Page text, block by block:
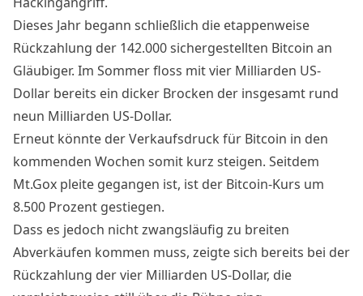
Dieses Jahr begann schließlich die etappenweise
Rückzahlung der 142.000 sichergestellten Bitcoin an
Gläubiger. Im Sommer floss mit vier Milliarden US-
Dollar bereits ein dicker Brocken der insgesamt rund
neun Milliarden US-Dollar.
Erneut könnte der Verkaufsdruck für Bitcoin in den
kommenden Wochen somit kurz steigen. Seitdem
Mt.Gox pleite gegangen ist, ist der Bitcoin-Kurs um
8.500 Prozent gestiegen.
Dass es jedoch nicht zwangsläufig zu breiten
Abverkäufen kommen muss, zeigte sich bereits bei der
Rückzahlung der vier Milliarden US-Dollar, die